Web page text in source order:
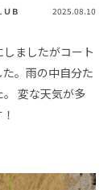
Ｂ 2025.08.10
ましたがコート
。雨の中自分た
変な天気が多